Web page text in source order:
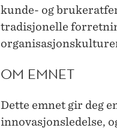
kunde- og
tradisjonelle
OM EMNET
Dette emnet gir deg
innovasjonsledelse,